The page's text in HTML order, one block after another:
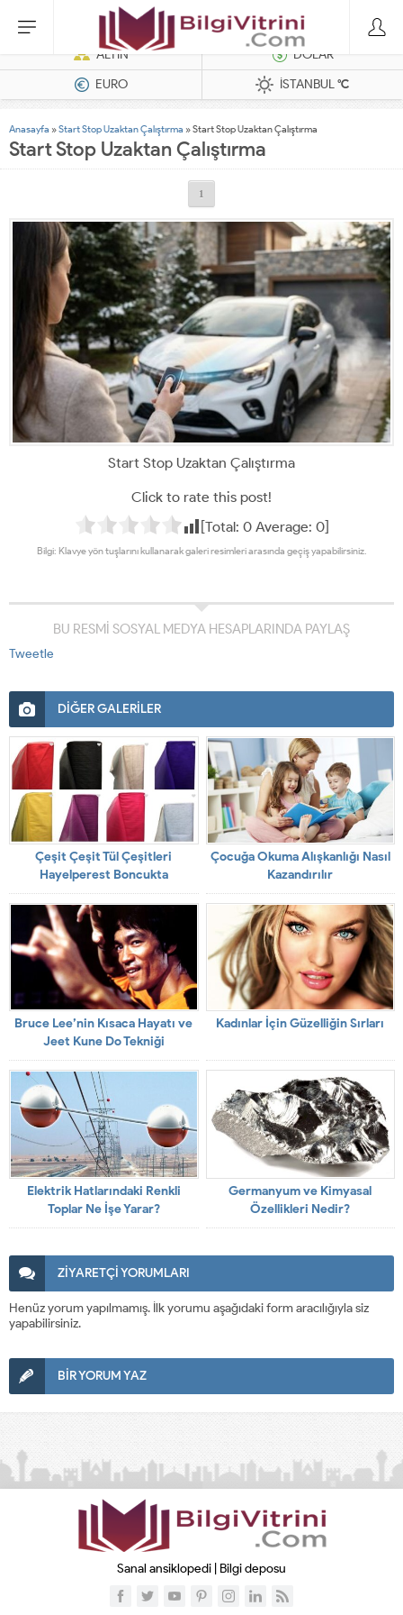
Dizel Jeneratörler
ALTIN
DOLAR
EURO
İSTANBUL°C
Anasayfa »Start Stop Uzaktan Çalıştırma »Start Stop Uzaktan Çalıştırma
Start Stop Uzaktan Çalıştırma
1
Start Stop Uzaktan Çalıştırma
Click to rate this post!
[Total: 0Average: 0]
Bilgi: Klavye yön tuşlarını kullanarak galeri resimleri arasında geçiş yapabilirsiniz.
BU RESMİ SOSYAL MEDYA HESAPLARINDA PAYLAŞ
Tweetle
DİĞER GALERİLER
Çeşit Çeşit Tül Çeşitleri
Hayelperest Boncukta
Çocuğa Okuma Alışkanlığı Nasıl
Kazandırılır
Bruce Lee’nin Kısaca Hayatı ve
Jeet Kune Do Tekniği
Kadınlar İçin Güzelliğin Sırları
Elektrik Hatlarındaki Renkli
Toplar Ne İşe Yarar?
Germanyum ve Kimyasal
Özellikleri Nedir?
ZİYARETÇİ YORUMLARI
Henüz yorum yapılmamış. İlk yorumu aşağıdaki form aracılığıyla siz
yapabilirsiniz.
BİR YORUM YAZ
Sanal ansiklopedi | Bilgi deposu